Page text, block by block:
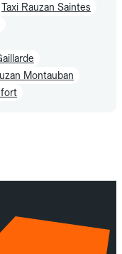
Taxi Rauzan Saintes
Montauban